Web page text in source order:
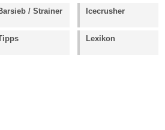
/ Strainer Icecrusher
Lexikon